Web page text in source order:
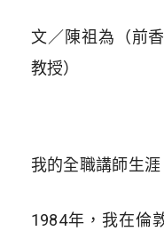
文／陳祖為（前
教授）
我的全職講師生
1984年，我在倫